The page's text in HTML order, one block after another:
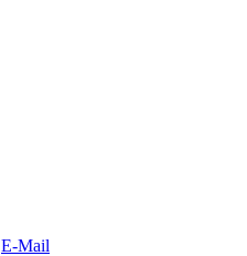
E-Mail